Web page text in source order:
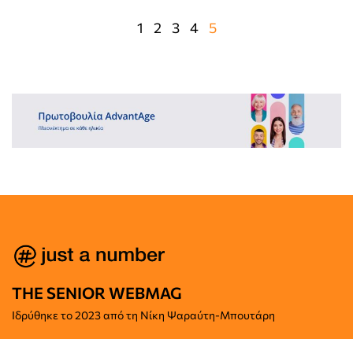
1 2 3 4 5
THE SENIOR WEBMAG
Iδρύθηκε το2023 από τη Νίκη Ψαραύτη-Μπουτάρη